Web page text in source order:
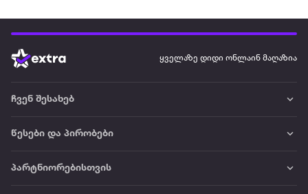
ყველაზე დიდი ონლაინ მაღაზია
ჩვენ შესახებ
წესები და პირობები
პარტნიორებისთვის